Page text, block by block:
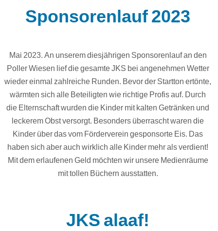
Sponsorenlauf 2023
Mai 2023. An unserem diesjährigen Sponsorenlauf an den
Poller Wiesen lief die gesamte JKS bei angenehmen Wetter
wieder einmal zahlreiche Runden. Bevor der Startton ertönte,
wärmten sich alle Beteiligten wie richtige Profis auf. Durch
die Elternschaft wurden die Kinder mit kalten Getränken und
leckerem Obst versorgt. Besonders überrascht waren die
Kinder über das vom Förderverein gesponsorte Eis. Das
haben sich aber auch wirklich alle Kinder mehr als verdient!
Mit dem erlaufenen Geld möchten wir unsere Medienräume
mit tollen Büchern ausstatten.
JKS alaaf!